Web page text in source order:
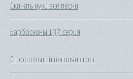
Скачать нуки все песни
Барбоскины 137 серия
Строительный вагончик гост